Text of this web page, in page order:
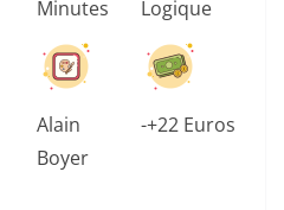
Minutes Logique
Alain
Boyer
-+22 Euros